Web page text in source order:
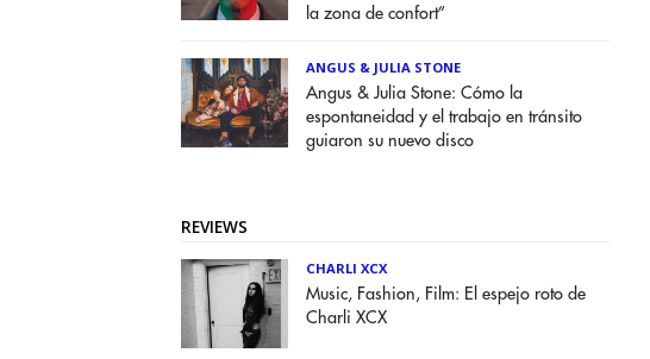
la zona de confort”
ANGUS & JULIA STONE
Angus & Julia Stone: Cómo la
espontaneidad y el trabajo en tránsito
guiaron su nuevo disco
REVIEWS
CHARLI XCX
Music, Fashion, Film: El espejo roto de
Charli XCX